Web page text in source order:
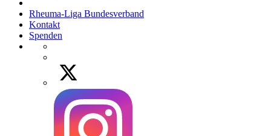
Rheuma-Liga Bundesverband
Kontakt
Spenden